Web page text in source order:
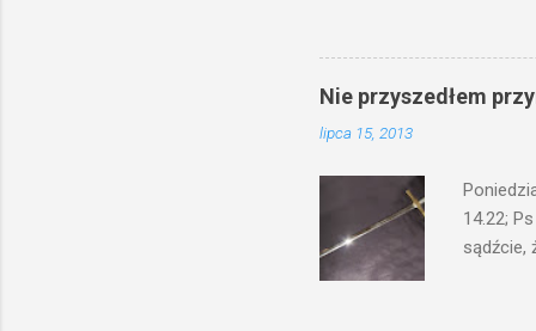
swoje pole, drugi do
gniewem. Posłał swe
wprawdzie jest gotowa,
których spotkacie. Słudzy
biesiadnikami. Wszedł król,
Nie przyszedłem
lipca 15, 2013
14.22;
sądźcie,